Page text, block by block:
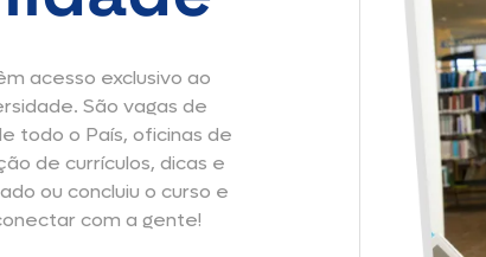
acesso exclusivo ao
São vagas de
todo o País, oficinas de
de currículos, dicas e
ou concluiu o curso e
com a gente!